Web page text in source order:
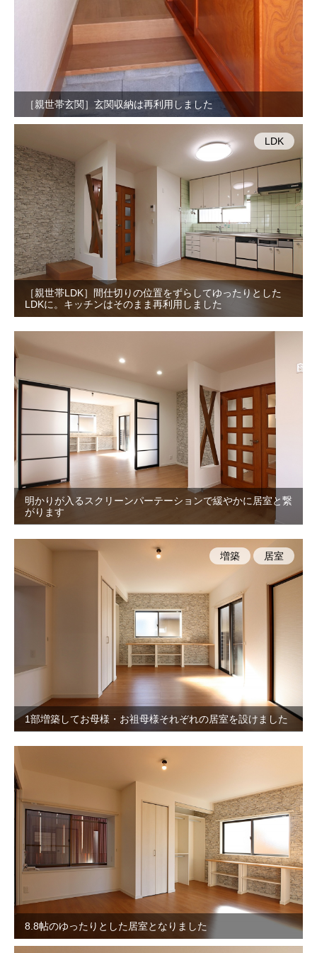
［親世帯玄関］玄関収納は再利用しました
［親世帯LDK］間仕切りの位置をずらしてゆったりとした
LDKに。キッチンはそのまま再利用しました
LDK
明かりが入るスクリーンパーテーションで緩やかに居室と繋
がります
1部増築してお母様・お祖母様それぞれの居室を設けました
増築 居室
8.8帖のゆったりとした居室となりました